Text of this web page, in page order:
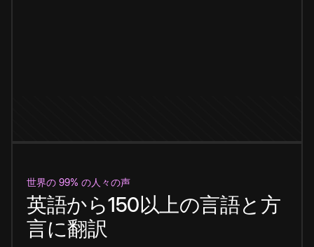
世界の 99% の人々の声
英語から150以上の言語と方
言に翻訳